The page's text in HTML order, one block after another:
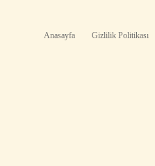
Anasayfa Gizlilik Politikası